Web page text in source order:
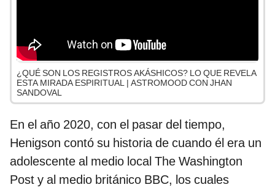
¿QUÉ SON LOS REGISTROS AKÁSHICOS? LO QUE REVELA
ESTA MIRADA ESPIRITUAL | ASTROMOOD CON JHAN
SANDOVAL
En el año 2020, con el pasar del tiempo,
Henigson contó su historia de cuando él era un
adolescente al medio local The Washington
Post y al medio británico BBC, los cuales